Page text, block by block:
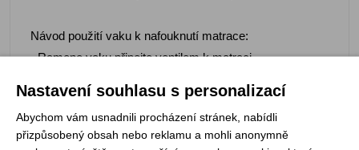
Návod použití vaku k nafouknutí matrace:
- Rameno vaku připojte ventilem k matraci
- Uzavřete vak a stlačením naplňte matraci suchým
vzduchem
Nastavení souhlasu s personalizací
Abychom vám usnadnili procházení stránek, nabídli
přizpůsobený obsah nebo reklamu a mohli anonymně